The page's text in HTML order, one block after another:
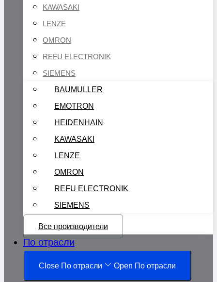
KAWASAKI
LENZE
OMRON
REFU ELECTRONIK
SIEMENS
BAUMULLER
EMOTRON
HEIDENHAIN
KAWASAKI
LENZE
OMRON
REFU ELECTRONIK
SIEMENS
Все производители
По отрасли
Close По отрасли Open По отрасли